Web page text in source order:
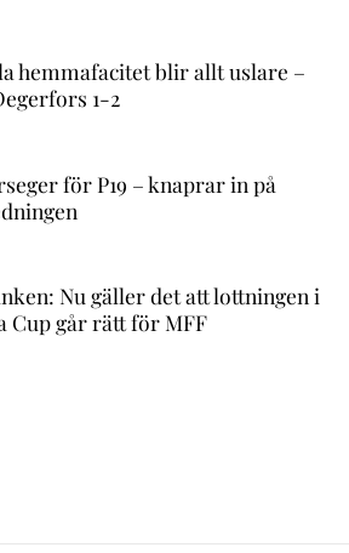
hemmafacitet blir allt uslare –
1-2
för P19 – knaprar in på
Nu gäller det att lottningen i
Cup går rätt för MFF